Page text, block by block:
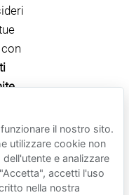
il nostro sito.
utilizzare cookie non
e analizzare
accetti l'uso
nella nostra